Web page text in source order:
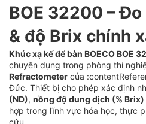
BOE 32200 –
& độ Brix chính
Khúc xạ kế để bàn BOECO BOE
chuyên dụng trong phòng thí
Refractometer của
Đức. Thiết bị cho phép xác định
(ND), nồng độ dung dịch (% Brix)
hợp trong lĩnh vực hóa học, thực
cứu.